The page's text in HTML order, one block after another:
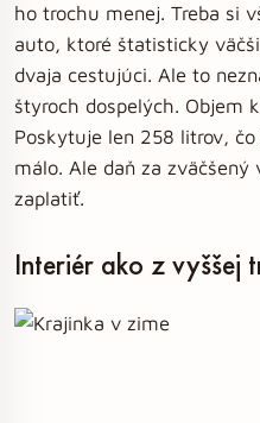
ho trochu menej. Treba si
auto, ktoré štatisticky
dvaja cestujúci. Ale to
štyroch dospelých. Objem
Poskytuje len 258 litrov,
málo. Ale daň za
zaplatiť.
Interiér ako z vyššej